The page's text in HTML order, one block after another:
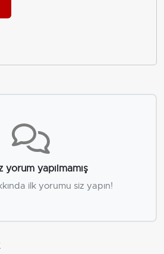
yorum yapılmamış
ilk yorumu siz yapın!